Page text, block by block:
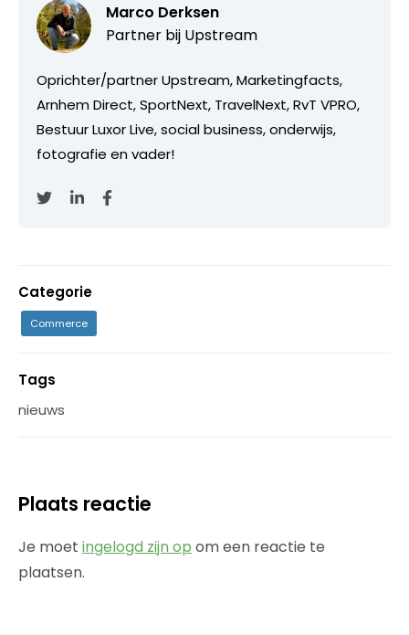
Marco Derksen
Partner bij Upstream
Oprichter/partner Upstream, Marketingfacts,
Arnhem Direct, SportNext, TravelNext, RvT VPRO,
Bestuur Luxor Live, social business, onderwijs,
fotografie en vader!
Categorie
Commerce
Tags
nieuws
Plaats reactie
Je moet ingelogd zijn op om een reactie te
plaatsen.